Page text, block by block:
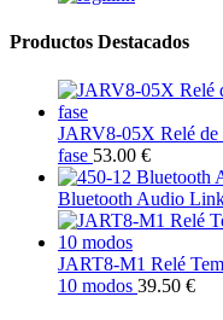
Productos Destacados
JARV8-05X Relé de
fase 53.00 €
Bluetooth Audio
JART8-M1 Relé
10 modos 39.50 €